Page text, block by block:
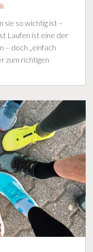
sie so wichtig ist –
Laufen ist eine der
– doch „einfach
zum richtigen